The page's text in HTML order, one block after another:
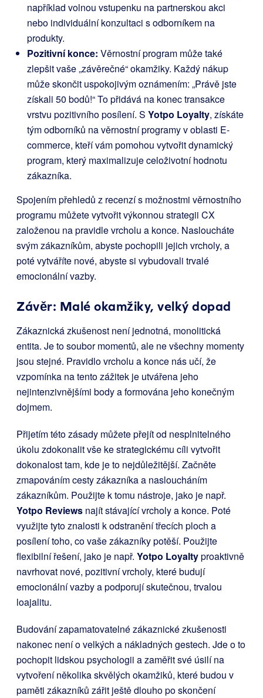
například volnou vstupenku na partnerskou akci
nebo individuální konzultaci s odborníkem na
produkty.
Pozitivní konce: Věrnostní program může také
zlepšit vaše „závěrečné“ okamžiky. Každý nákup
může skončit uspokojivým oznámením: „Právě jste
získali 50 bodů!“ To přidává na konec transakce
vrstvu pozitivního posílení. S Yotpo Loyalty, získáte
tým odborníků na věrnostní programy v oblasti E-
commerce, kteří vám pomohou vytvořit dynamický
program, který maximalizuje celoživotní hodnotu
zákazníka.
Spojením přehledů z recenzí s možnostmi věrnostního
programu můžete vytvořit výkonnou strategii CX
založenou na pravidle vrcholu a konce. Nasloucháte
svým zákazníkům, abyste pochopili jejich vrcholy, a
poté vytváříte nové, abyste si vybudovali trvalé
emocionální vazby.
Závěr: Malé okamžiky, velký dopad
Zákaznická zkušenost není jednotná, monolitická
entita. Je to soubor momentů, ale ne všechny momenty
jsou stejné. Pravidlo vrcholu a konce nás učí, že
vzpomínka na tento zážitek je utvářena jeho
nejintenzivnějšími body a formována jeho konečným
dojmem.
Přijetím této zásady můžete přejít od nesplnitelného
úkolu zdokonalit vše ke strategickému cíli vytvořit
dokonalost tam, kde je to nejdůležitější. Začněte
zmapováním cesty zákazníka a nasloucháním
zákazníkům. Použijte k tomu nástroje, jako je např.
Yotpo Reviews najít stávající vrcholy a konce. Poté
využijte tyto znalosti k odstranění třecích ploch a
posílení toho, co vaše zákazníky potěší. Použijte
flexibilní řešení, jako je např. Yotpo Loyaltyproaktivně
navrhovat nové, pozitivní vrcholy, které budují
emocionální vazby a podporují skutečnou, trvalou
loajalitu.
Budování zapamatovatelné zákaznické zkušenosti
nakonec není o velkých a nákladných gestech. Jde o to
pochopit lidskou psychologii a zaměřit své úsilí na
vytvoření několika skvělých okamžiků, které budou v
paměti zákazníků zářit ještě dlouho po skončení